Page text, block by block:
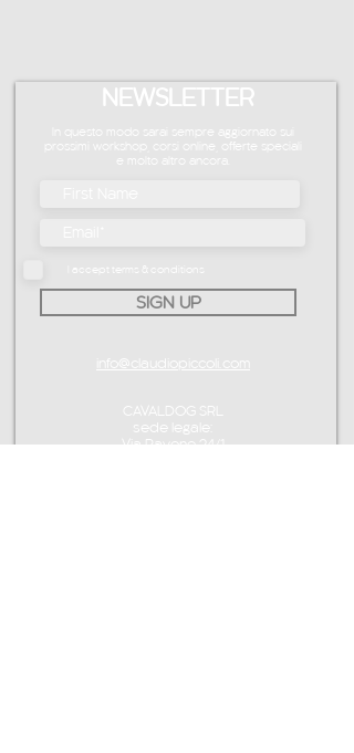
NEWSLETTER
In questo modo sarai sempre aggiornato sui
prossimi workshop, corsi online, offerte speciali
e molto altro ancora.
I accept terms & conditions
SIGN UP
info@claudiopiccoli.com
CAVALDOG SRL
sede legale:
Via Pavone 24/1